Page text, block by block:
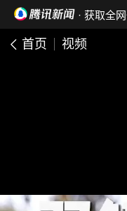
· 获取全
首页 视频